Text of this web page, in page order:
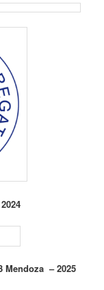
– 2025